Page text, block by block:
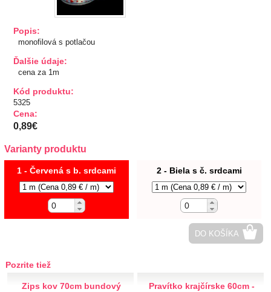
TIPY NA DARČEKY
Zľavnené
Aplikácie
Bižutérny kútik
Dekorácie
Doplnky
Gombíky
Popis:
monofilová s potlačou
Ďalšie údaje:
cena za 1m
Kód produktu:
5325
Cena:
0,89€
Varianty produktu
1 - Červená s b. srdcami 2 - Biela s č. srdcami
DO KOŠÍKA
Pozrite tiež
Zips kov 70cm bundový
Pravítko krajčírske 60cm -